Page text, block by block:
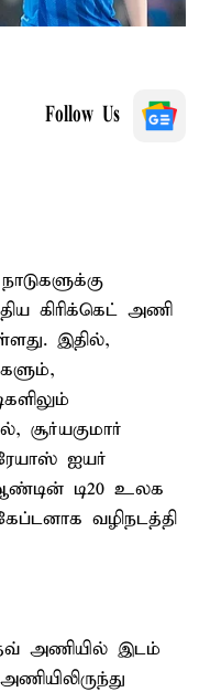
Follow Us
கிரிக்கெட் அணி
இதில்,
சூர்யகுமார்
ஐயர்
டி20 உலக
வழிநடத்தி
அணியில் இடம்